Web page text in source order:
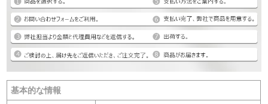
基本的な情報